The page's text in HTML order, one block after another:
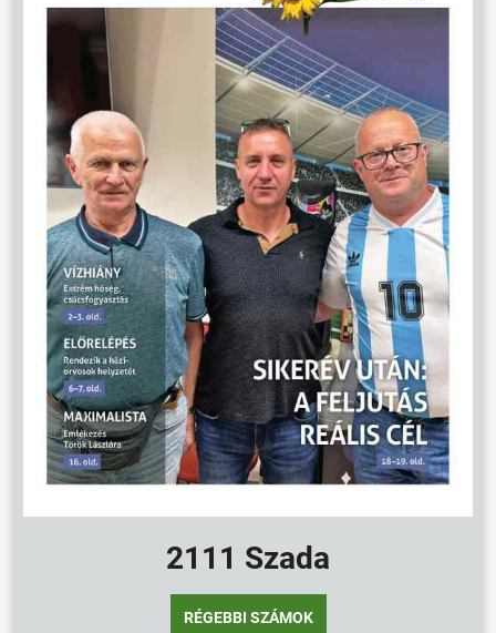
2111 Szada
RÉGEBBI SZÁMOK